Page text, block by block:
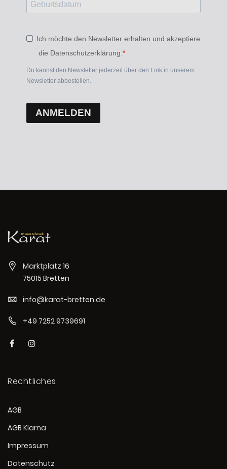
Ich möchte den Newsletter erhalten und akzeptiere
die Datenschutzerklärung.
Du kannst den Newsletter jederzeit über den Link in unserem
Newsletter abbestellen.
ANMELDEN
Marktplatz 16
75015 Bretten
info@karat-bretten.de
+49 7252 9739691
Rechtliches
AGB
AGB Klarna
Impressum
Datenschutz